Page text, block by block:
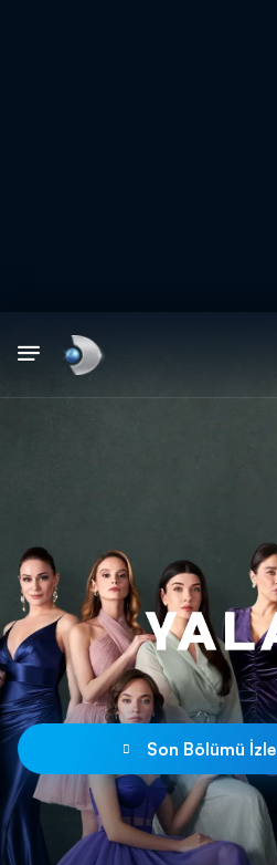
Son Bölümü İzle